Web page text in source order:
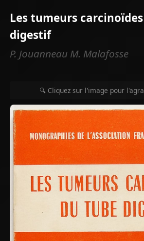
Les tumeurs
digestif
P. Jouanneau M. Malafosse
🔍 Cliquez sur l'image pour